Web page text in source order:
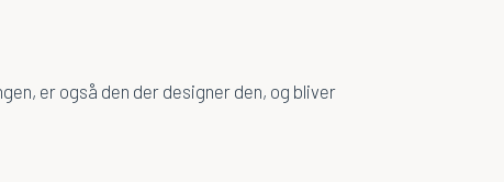
er også den der designer den, og bliver